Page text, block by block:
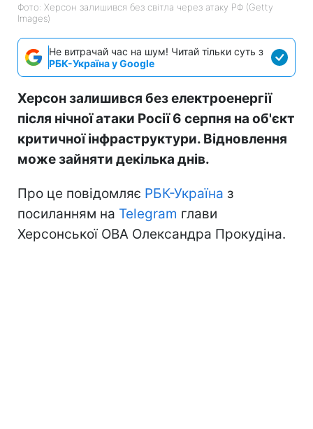
Фото: Херсон залишився без світла через атаку РФ (Getty
Images)
Не витрачай час на шум! Читай тільки суть з
РБК-Україна у Google
Херсон залишився без електроенергії
після нічної атаки Росії 6 серпня на об'єкт
критичної інфраструктури. Відновлення
може зайняти декілька днів.
Про це повідомляє РБК-Україна з
посиланням на Telegram глави
Херсонської ОВА Олександра Прокудіна.